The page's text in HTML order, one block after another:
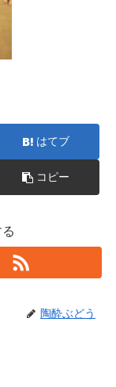
はてブ
コピー
陶酔ぶどう